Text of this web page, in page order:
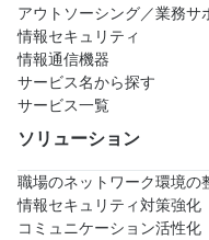
アウトソーシング／業務サ
情報セキュリティ
情報通信機器
サービス名から探す
サービス一覧
ソリューション
職場のネットワーク環境の
情報セキュリティ対策強化
コミュニケーション活性化